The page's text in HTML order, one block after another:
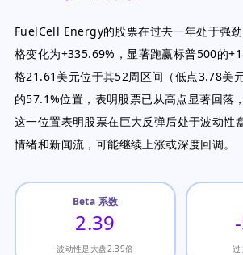
FuelCell Energy的股票在过去一年处于强
格变化为+335.69%，显著跑赢标普500的
格21.61美元位于其52周区间（低点3.78美
的57.1%位置，表明股票已从高点显著回落
这一位置表明股票在巨大反弹后处于波动性
情绪和新闻流，可能继续上涨或深度回调。
Beta 系数
2.39
波动性是大盘2.39倍 过